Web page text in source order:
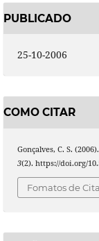
PUBLICADO
25-10-2006
COMO CITAR
Gonçalves, C. S.
3(2). https://doi.org/
Fomatos de